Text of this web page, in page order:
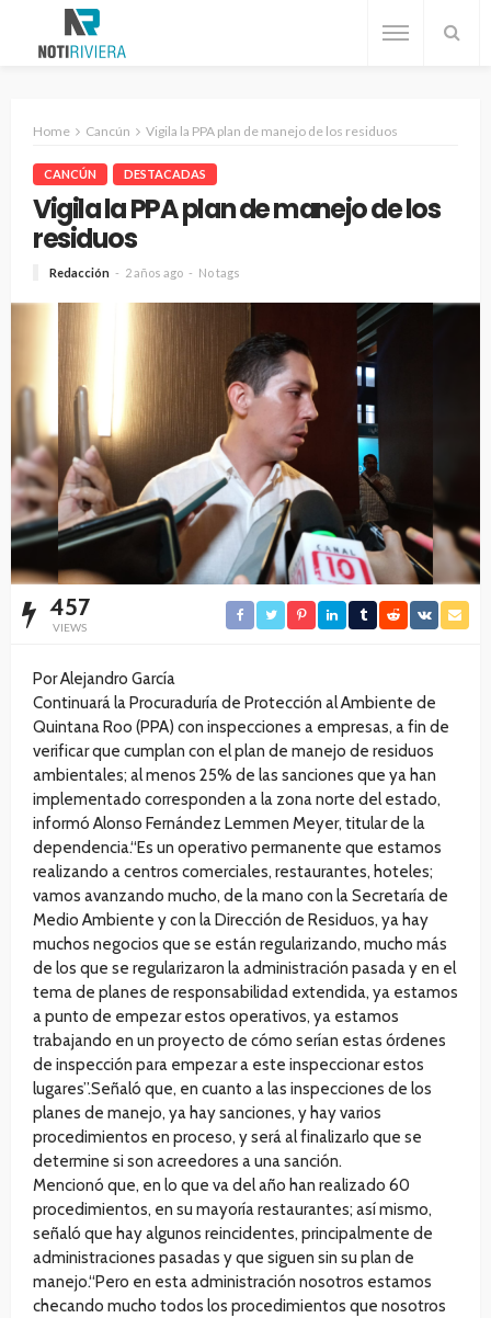
Home Cancún Vigila la PPA plan de manejo de los residuos
CANCÚN DESTACADAS
Vigila la PPA plan de manejo de los
residuos
Redacción 2 años ago No tags
457
VIEWS
Por Alejandro García
Continuará la Procuraduría de Protección al Ambiente de
Quintana Roo (PPA) con inspecciones a empresas, a fin de
verificar que cumplan con el plan de manejo de residuos
ambientales; al menos 25% de las sanciones que ya han
implementado corresponden a la zona norte del estado,
informó Alonso Fernández Lemmen Meyer, titular de la
dependencia.“Es un operativo permanente que estamos
realizando a centros comerciales, restaurantes, hoteles;
vamos avanzando mucho, de la mano con la Secretaría de
Medio Ambiente y con la Dirección de Residuos, ya hay
muchos negocios que se están regularizando, mucho más
de los que se regularizaron la administración pasada y en el
tema de planes de responsabilidad extendida, ya estamos
a punto de empezar estos operativos, ya estamos
trabajando en un proyecto de cómo serían estas órdenes
de inspección para empezar a este inspeccionar estos
lugares”.Señaló que, en cuanto a las inspecciones de los
planes de manejo, ya hay sanciones, y hay varios
procedimientos en proceso, y será al finalizarlo que se
determine si son acreedores a una sanción.
Mencionó que, en lo que va del año han realizado 60
procedimientos, en su mayoría restaurantes; así mismo,
señaló que hay algunos reincidentes, principalmente de
administraciones pasadas y que siguen sin su plan de
manejo.“Pero en esta administración nosotros estamos
checando mucho todos los procedimientos que nosotros